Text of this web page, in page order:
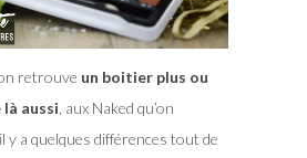
retrouve un boitier plus ou
aussi , aux Naked qu’on
y a quelques différences tout de